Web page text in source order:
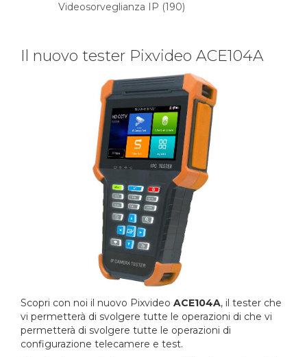
Videosorveglianza IP (190)
Il nuovo tester Pixvideo ACE104A
Scopri con noi il nuovo Pixvideo ACE104A, il tester che
vi permetterà di svolgere tutte le operazioni di che vi
permetterà di svolgere tutte le operazioni di
configurazione telecamere e test.